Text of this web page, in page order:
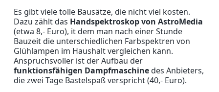
Es gibt viele tolle Bausätze, die nicht viel kosten.
Dazu zählt das Handspektroskop von AstroMedia
(etwa 8,- Euro), it dem man nach einer Stunde
Bauzeit die unterschiedlichen Farbspektren von
Glühlampen im Haushalt vergleichen kann.
Anspruchsvoller ist der Aufbau der
funktionsfähigen Dampfmaschinedes Anbieters,
die zwei Tage Bastelspaß verspricht (40,- Euro).